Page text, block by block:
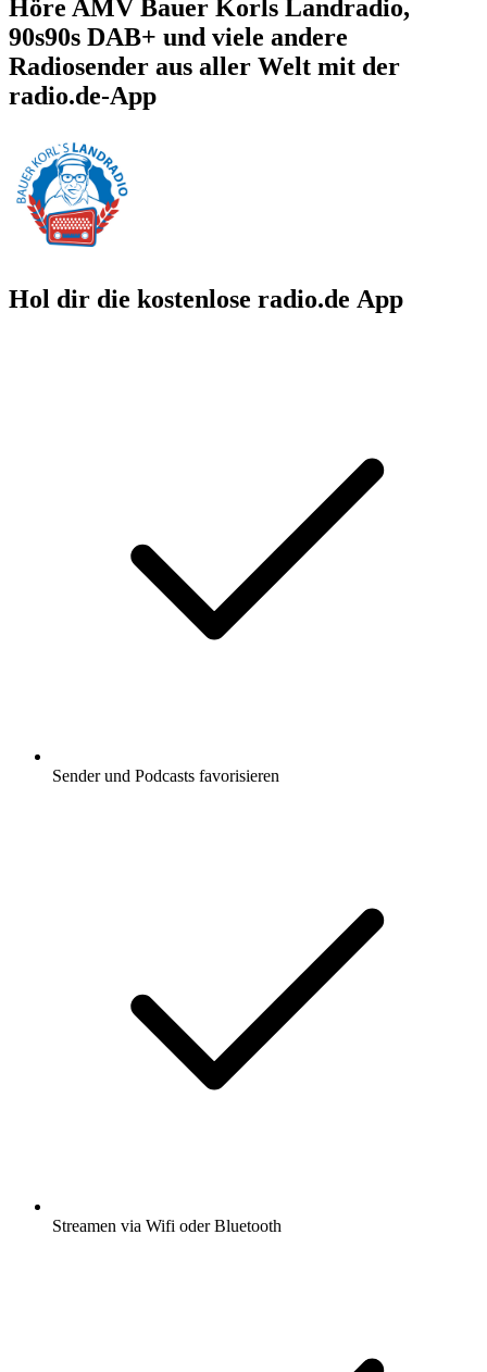
Höre AMV Bauer Korls Landradio,
90s90s DAB+ und viele andere
Radiosender aus aller Welt mit der
radio.de-App
Hol dir die kostenlose radio.de App
Sender und Podcasts favorisieren
Streamen via Wifi oder Bluetooth